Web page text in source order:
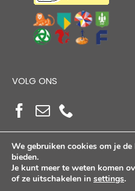
VOLG ONS
Copyright
We gebruiken cookies om je
bieden.
Je kunt meer te weten komen
of ze uitschakelen in settings.